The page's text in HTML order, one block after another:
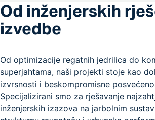
komponenti koje nisu vidljive dok je
Izrađujemoprilagođena rješenja , od
specifičnih namjena do strojne obrade
usklađivanje opute prema nacrtima
Od inženjerskih
izvedbe
Od optimizacije regatnih jedrilica do
superjahtama, naši projekti stoje kao
izvrsnosti i beskompromisne
Specijalizirani smo za rješavanje
inženjerskih izazova na jarbolnim